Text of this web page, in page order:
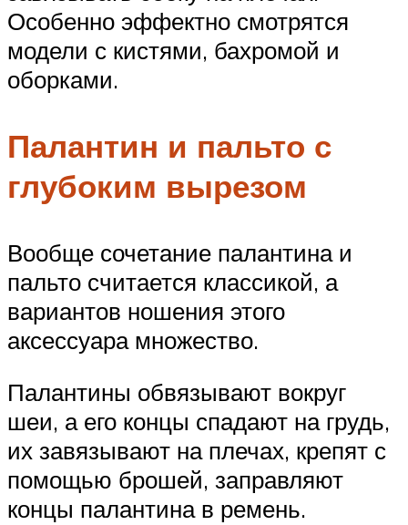
Особенно эффектно смотрятся
модели с кистями, бахромой и
оборками.
Палантин и пальто с
глубоким вырезом
Вообще сочетание палантина и
пальто считается классикой, а
вариантов ношения этого
аксессуара множество.
Палантины обвязывают вокруг
шеи, а его концы спадают на грудь,
их завязывают на плечах, крепят с
помощью брошей, заправляют
концы палантина в ремень.